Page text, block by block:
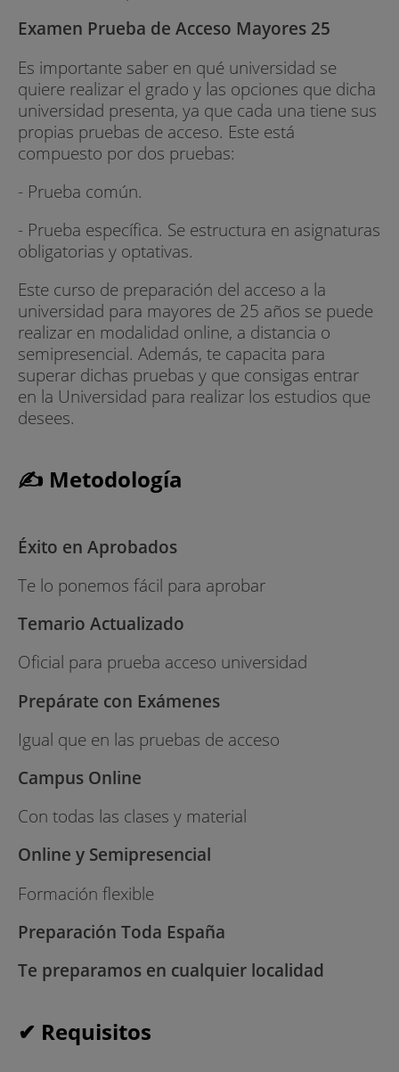
Examen Prueba de Acceso Mayores 25
Es importante saber en qué universidad se
quiere realizar el grado y las opciones que dicha
universidad presenta, ya que cada una tiene sus
propias pruebas de acceso. Este está
compuesto por dos pruebas:
- Prueba común.
- Prueba específica. Se estructura en asignaturas
obligatorias y optativas.
Este curso de preparación del acceso a la
universidad para mayores de 25 años se puede
realizar en modalidad online, a distancia o
semipresencial. Además, te capacita para
superar dichas pruebas y que consigas entrar
en la Universidad para realizar los estudios que
desees.
✍ Metodología
Éxito en Aprobados
Te lo ponemos fácil para aprobar
Temario Actualizado
Oficial para prueba acceso universidad
Prepárate con Exámenes
Igual que en las pruebas de acceso
Campus Online
Con todas las clases y material
Online y Semipresencial
Formación flexible
Preparación Toda España
Te preparamos en cualquier localidad
✔ Requisitos